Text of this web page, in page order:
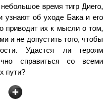
время тигр Диего,
об уходе Бака и его
приводит их к мысли о том,
и не допустить того, чтобы
Удастся ли героям
справиться со всеми
пути?